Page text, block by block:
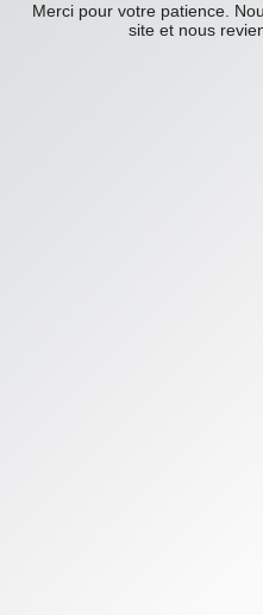
Merci pour votre patience.
site et nous